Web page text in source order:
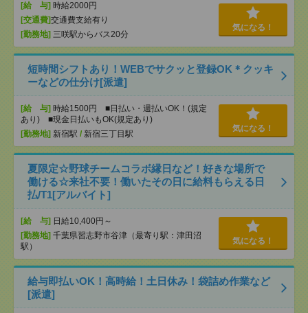
[給 与] 時給2000円
[交通費]交通費支給有り
[勤務地] 三咲駅からバス20分
気になる！
短時間シフトあり！WEBでサクッと登録OK＊クッキ
ーなどの仕分け[派遣]
[給 与] 時給1500円 ■日払い・週払いOK！(規定
あり) ■現金日払いもOK(規定あり)
[勤務地] 新宿駅 / 新宿三丁目駅
気になる！
夏限定☆野球チームコラボ縁日など！好きな場所で
働ける☆来社不要！働いたその日に給料もらえる日
払/T1[アルバイト]
[給 与] 日給10,400円～
[勤務地] 千葉県習志野市谷津（最寄り駅：津田沼
駅）
気になる！
給与即払いOK！高時給！土日休み！袋詰め作業など
[派遣]